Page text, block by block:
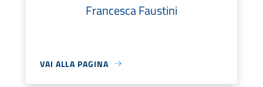
Francesca Faustini
VAI ALLA PAGINA